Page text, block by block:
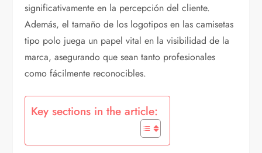
significativamente en la percepción del cliente.
Además, el tamaño de los logotipos en las camisetas
tipo polo juega un papel vital en la visibilidad de la
marca, asegurando que sean tanto profesionales
como fácilmente reconocibles.
Key sections in the article: